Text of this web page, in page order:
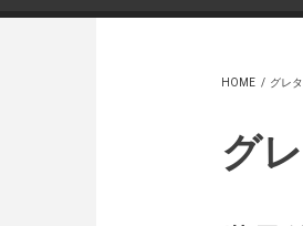
HOME / グレ
グ